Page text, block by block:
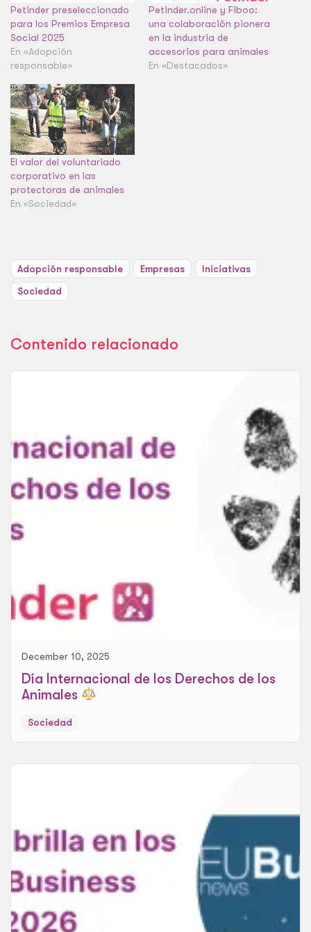
Petinder preseleccionado
para los Premios Empresa
Social 2025
En «Adopción
responsable»
Petinder.online y Fiboo:
una colaboración pionera
en la industria de
accesorios para animales
En «Destacados»
El valor del voluntariado
corporativo en las
protectoras de animales
En «Sociedad»
Adopción responsable Empresas Iniciativas
Sociedad
Contenido relacionado
December 10, 2025
Día Internacional de los Derechos de los
Animales
Sociedad